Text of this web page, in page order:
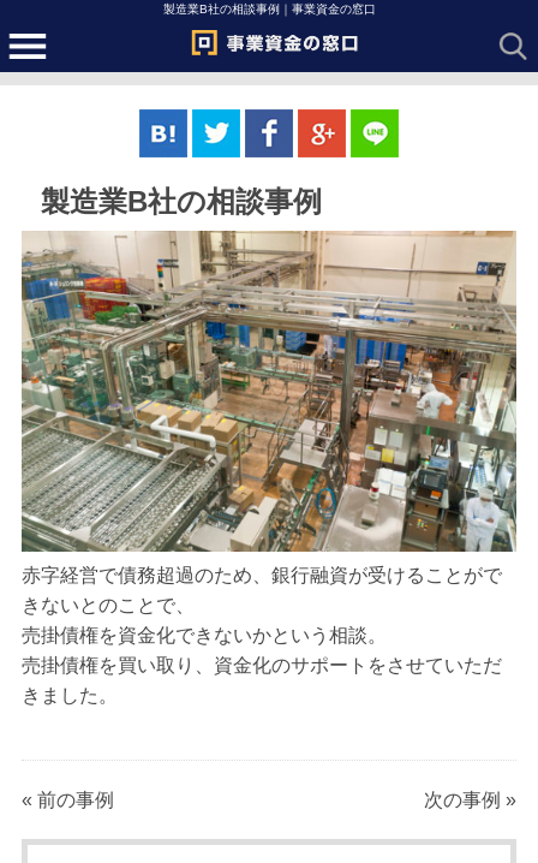
製造業B社の相談事例｜事業資金の窓口
製造業B社の相談事例
赤字経営で債務超過のため、銀行融資が受けることがで
きないとのことで、
売掛債権を資金化できないかという相談。
売掛債権を買い取り、資金化のサポートをさせていただ
きました。
« 前の事例 次の事例 »